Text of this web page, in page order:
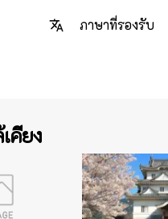
ภาษาที่รองรับ
คียง